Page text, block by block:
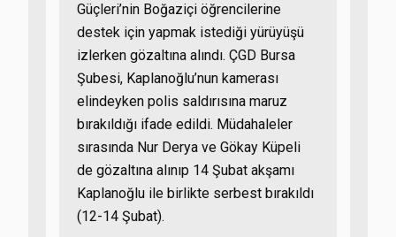
Güçleri’nin Boğaziçi öğrencilerine
destek için yapmak istediği yürüyüşü
izlerken gözaltına alındı. ÇGD Bursa
Şubesi, Kaplanoğlu’nun kamerası
elindeyken polis saldırısına maruz
bırakıldığı ifade edildi. Müdahaleler
sırasında Nur Derya ve Gökay Küpeli
de gözaltına alınıp 14 Şubat akşamı
Kaplanoğlu ile birlikte serbest bırakıldı
(12-14 Şubat).